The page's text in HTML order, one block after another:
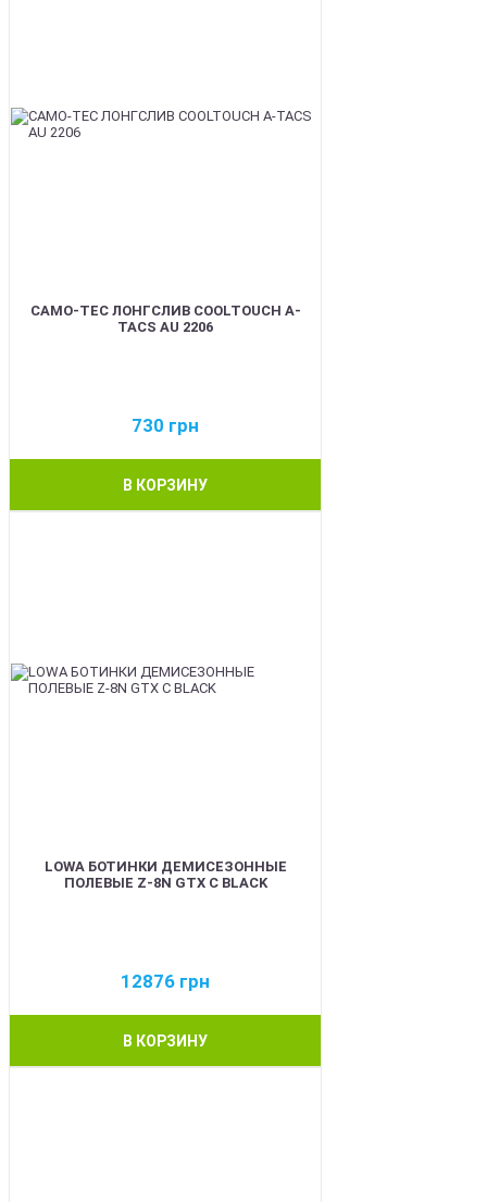
CAMO-TEC ЛОНГСЛИВ COOLTOUCH A-
TACS AU 2206
730 грн
В КОРЗИНУ
LOWA БОТИНКИ ДЕМИСЕЗОННЫЕ
ПОЛЕВЫЕ Z-8N GTX C BLACK
12876 грн
В КОРЗИНУ